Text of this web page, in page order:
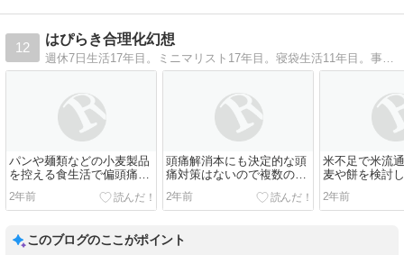
12
はぴらき合理化幻想
週休7日生活17年目。ミニマリスト17年目。寝袋生活11年目。事故物件8軒経験。自分一人で一度に持ち運べる持ち物で大阪に定住中。2023年の生活費は月4万円台だった。
パンや麺類などの小麦製品
を控える食生活で偏頭痛の
痛みが激減して鎮痛剤は不
要になった
2年前
頭痛解消本にも決定的な頭
痛対策はないので複数の原
因にひとつずつ対処するし
かなかった
2年前
米不足で米流
麦や餅を検討
り切る日々の
8月）
2年前
このブログのここがポイント